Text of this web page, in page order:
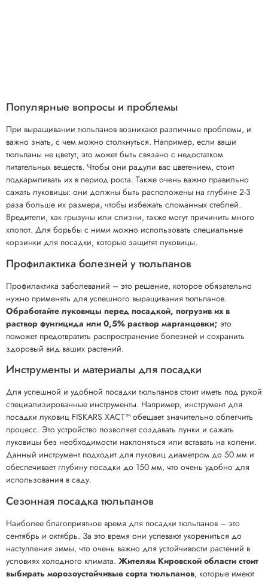
Популярные вопросы и проблемы
При выращивании тюльпанов возникают различные проблемы, и
важно знать, с чем можно столкнуться. Например, если ваши
тюльпаны не цветут, это может быть связано с недостатком
питательных веществ. Чтобы они радули вас цветением, стоит
подкармливать их в период роста. Также очень важно правильно
сажать луковицы: они должны быть расположены на глубине 2-3
раза больше их размера, чтобы избежать сломанных стеблей.
Вредители, как грызуны или слизни, также могут причинить много
хлопот. Для борьбы с ними можно использовать специальные
корзинки для посадки, которые защитят луковицы.
Профилактика болезней у тюльпанов
Профилактика заболеваний – это решение, которое обязательно
нужно применять для успешного выращивания тюльпанов.
Обработайте луковицы перед посадкой, погрузив их в
раствор фунгицида или 0,5% раствор марганцовки; это
поможет предотвратить распространение болезней и сохранить
здоровый вид ваших растений.
Инструменты и материалы для посадки
Для успешной и удобной посадки тюльпанов стоит иметь под рукой
специализированные инструменты. Например, инструмент для
посадки луковиц FISKARS XACT™ обещает значительно облегчить
процесс. Это устройство позволяет создавать лунки и сажать
луковицы без необходимости наклоняться или вставать на колени.
Данный инструмент подходит для луковиц диаметром до 50 мм и
обеспечивает глубину посадки до 150 мм, что очень удобно для
использования в саду.
Сезонная посадка тюльпанов
Наиболее благоприятное время для посадки тюльпанов – это
сентябрь и октябрь. За это время они успевают укорениться до
наступления зимы, что очень важно для устойчивости растений в
условиях холодного климата. Жителям Кировской области стоит
выбирать морозоустойчивые сорта тюльпанов, которые имеют